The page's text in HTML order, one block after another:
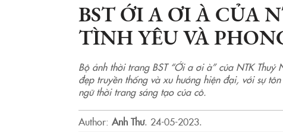
BST ỚI A ƠI À CỦA
TÌNH YÊU VÀ
Bộ ảnh thời trang BST “Ới a ơi à” của NTK
đẹp truyền thống và xu hướng hiện đại, với sự
ngữ thời trang sáng tạo của cô.
Author: Anh Thư. 24-05-2023.